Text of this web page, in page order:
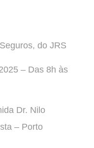
do JRS
– Das 8h às
Dr. Nilo
– Porto